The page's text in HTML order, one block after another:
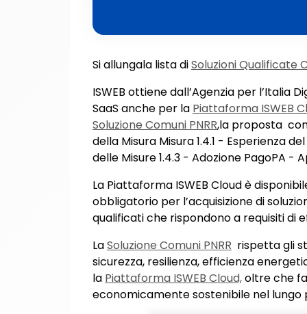
Si allungala lista diSoluzioni Qualificate
ISWEB ottiene dall’Agenzia per l’Italia
SaaS anche per la Piattaforma ISWEB
Soluzione Comuni PNRR,la proposta
della Misura Misura 1.4.1 - Esperienza
delle Misure 1.4.3 - Adozione PagoPA -
La Piattaforma ISWEB Cloud è
obbligatorio per l’acquisizione di
qualificati che rispondono a requisiti di
LaSoluzione Comuni PNRR rispetta gli
sicurezza, resilienza, efficienza
la Piattaforma ISWEB Cloud,oltre che
economicamente sostenibile nel lungo